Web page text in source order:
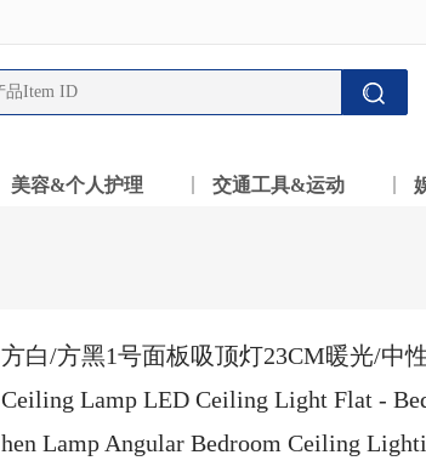
美容&个人护理 交通工具&运动
方白/方黑1号面板吸顶灯23CM暖光/中
Ceiling Lamp LED Ceiling Light Flat -
hen Lamp Angular Bedroom Ceiling